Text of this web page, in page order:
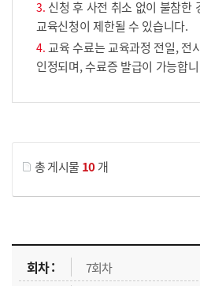
신청 후 사전 취소 없이 불참한
교육신청이 제한될 수 있습니다.
교육 수료는 교육과정 전일, 전
인정되며, 수료증 발급이 가능합
총 게시물 10개
교육신청 목록을 나타낸 표로 회차, 지역, 접수기간, 교육기간, 교육장소, 신청인원/모집인원, 상태로 나뉘어 설명합니다.
7회차